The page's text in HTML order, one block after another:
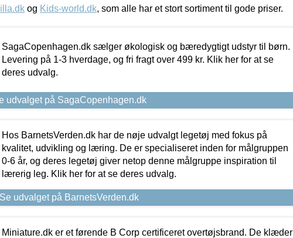
og Kids-world.dk, som alle har et stort sortiment til gode priser.
SagaCopenhagen.dk sælger økologisk og bæredygtigt udstyr til børn.
Levering på 1-3 hverdage, og fri fragt over 499 kr. Klik her for at se
deres udvalg.
udvalget på SagaCopenhagen.dk
Hos BarnetsVerden.dk har de nøje udvalgt legetøj med fokus på
kvalitet, udvikling og læring. De er specialiseret inden for målgruppen
0-6 år, og deres legetøj giver netop denne målgruppe inspiration til
lærerig leg. Klik her for at se deres udvalg.
Se udvalget på BarnetsVerden.dk
Miniature.dk er et førende B Corp certificeret overtøjsbrand. De klæder